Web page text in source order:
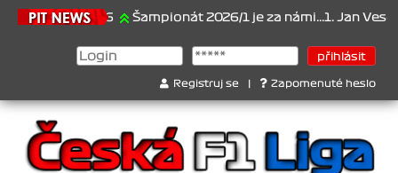
21.6.2026 Šampionát 2026/1 je za námi...1. Jan Veselý ,
Registruj se Zapomenuté heslo